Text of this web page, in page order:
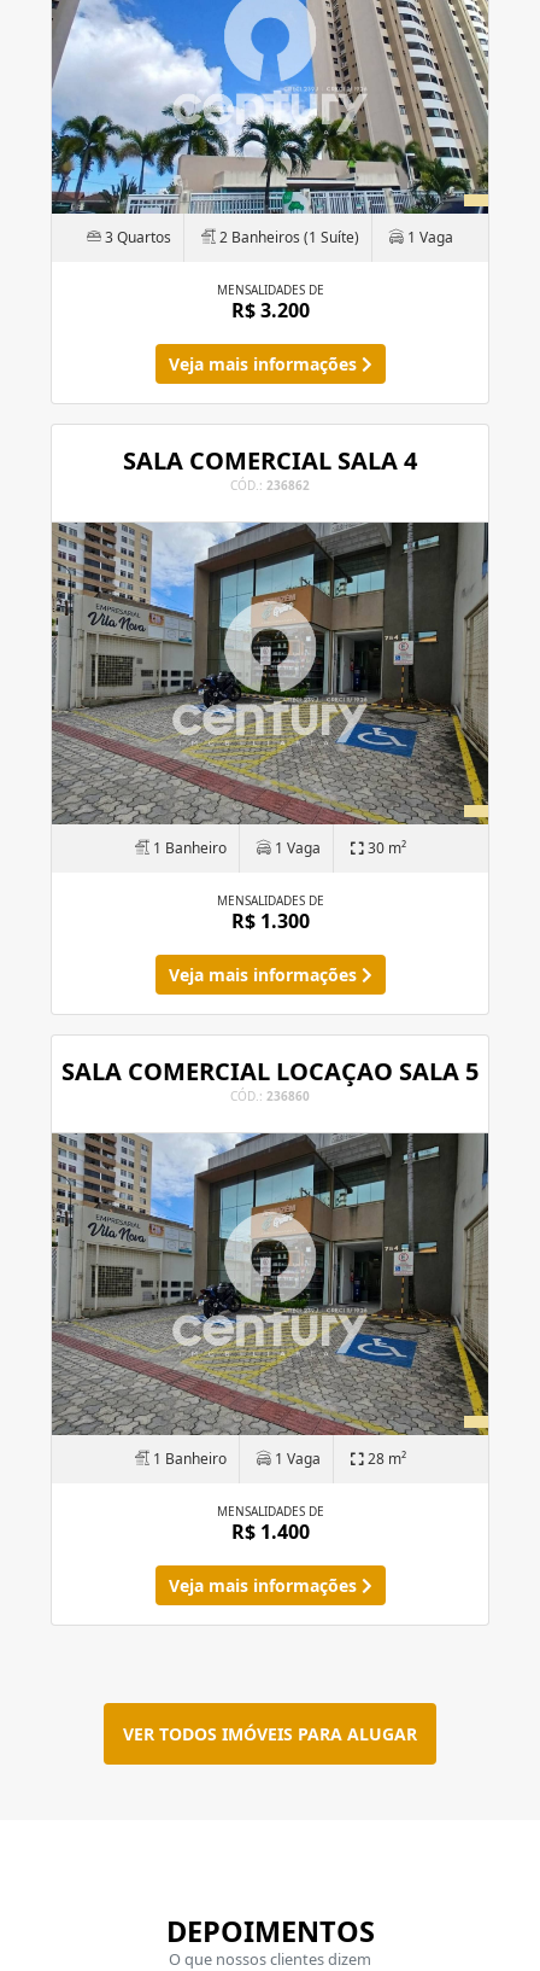
3 Quartos 2 Banheiros (1 Suíte) 1 Vaga
MENSALIDADES DE
R$ 3.200
Veja mais informações
SALA COMERCIAL SALA 4
CÓD.: 236862
1 Banheiro 1 Vaga 30 m²
MENSALIDADES DE
R$ 1.300
Veja mais informações
SALA COMERCIAL LOCAÇAO SALA 5
CÓD.: 236860
1 Banheiro 1 Vaga 28 m²
MENSALIDADES DE
R$ 1.400
Veja mais informações
VER TODOS IMÓVEIS PARA ALUGAR
DEPOIMENTOS
O que nossos clientes dizem